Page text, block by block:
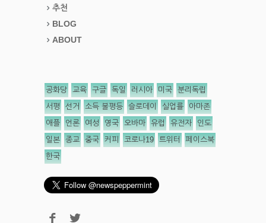
추천
BLOG
ABOUT
공화당 교육 구글 독일 러시아 미국 분리독립
서평 선거 소득 불평등 슬로데이 실업률 아마존
애플 언론 여성 영국 오바마 유럽 유전자 인도
일본 종교 중국 커피 코로나19 트위터 페이스북
한국